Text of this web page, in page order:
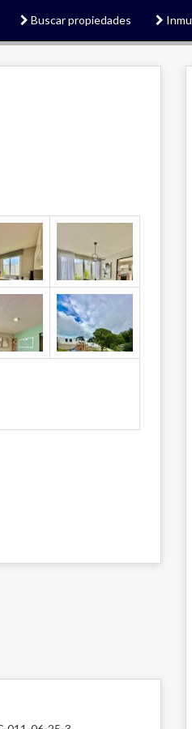
Buscar propiedades